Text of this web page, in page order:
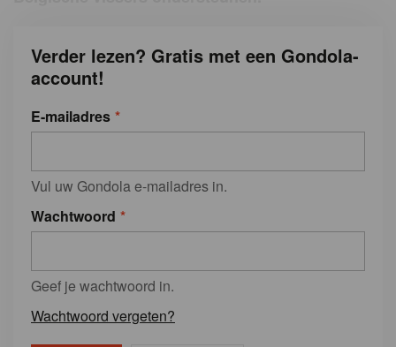
Verder lezen? Gratis met een Gondola-
account!
E-mailadres
Vul uw Gondola e-mailadres in.
Wachtwoord
Geef je wachtwoord in.
Wachtwoord vergeten?